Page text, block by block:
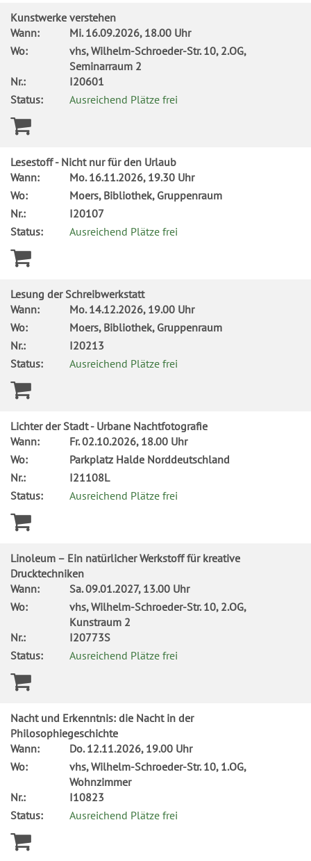
Kunstwerke verstehen
Wann:
Mi.16.09.2026, 18.00 Uhr
Wo:
vhs, Wilhelm-Schroeder-Str. 10, 2.OG,
Seminarraum 2
Nr.:
I20601
Status:
Ausreichend Plätze frei
Lesestoff - Nicht nur für den Urlaub
Wann:
Mo.16.11.2026, 19.30 Uhr
Wo:
Moers, Bibliothek, Gruppenraum
Nr.:
I20107
Status:
Ausreichend Plätze frei
Lesung der Schreibwerkstatt
Wann:
Mo.14.12.2026, 19.00 Uhr
Wo:
Moers, Bibliothek, Gruppenraum
Nr.:
I20213
Status:
Ausreichend Plätze frei
Lichter der Stadt - Urbane Nachtfotografie
Wann:
Fr.02.10.2026, 18.00 Uhr
Wo:
Parkplatz Halde Norddeutschland
Nr.:
I21108L
Status:
Ausreichend Plätze frei
Linoleum – Ein natürlicher Werkstoff für kreative
Drucktechniken
Wann:
Sa.09.01.2027, 13.00 Uhr
Wo:
vhs, Wilhelm-Schroeder-Str. 10, 2.OG,
Kunstraum 2
Nr.:
I20773S
Status:
Ausreichend Plätze frei
Nacht und Erkenntnis: die Nacht in der
Philosophiegeschichte
Wann:
Do.12.11.2026, 19.00 Uhr
Wo:
vhs, Wilhelm-Schroeder-Str. 10, 1.OG,
Wohnzimmer
Nr.:
I10823
Status:
Ausreichend Plätze frei